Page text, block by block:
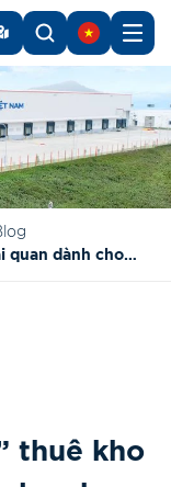
quan dành cho
thuê kho